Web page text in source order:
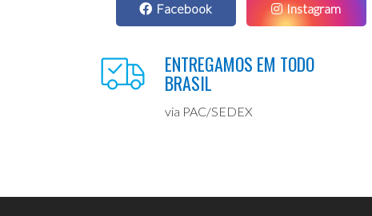
Facebook Instagram
ENTREGAMOS EM TODO
BRASIL
via PAC/SEDEX